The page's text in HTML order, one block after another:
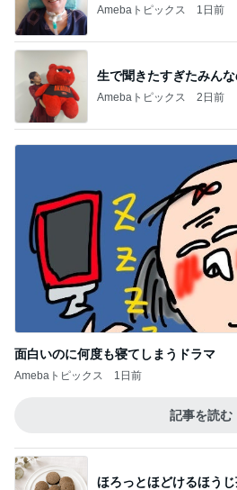
Amebaトピックス 1日前
生で聞きたすぎたみん
Amebaトピックス 2日前
面白いのに何度も寝てしまうドラマ
Amebaトピックス 1日前
記事を読む
ほろっとほどけるほう